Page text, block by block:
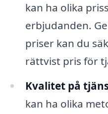
kan ha olika
erbjudanden.
priser kan du
rättvist pris för
Kvalitet på
kan ha olika